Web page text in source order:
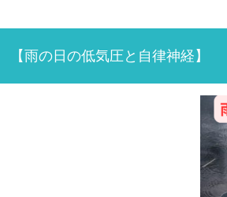
【雨の日の低気圧と自律神経】